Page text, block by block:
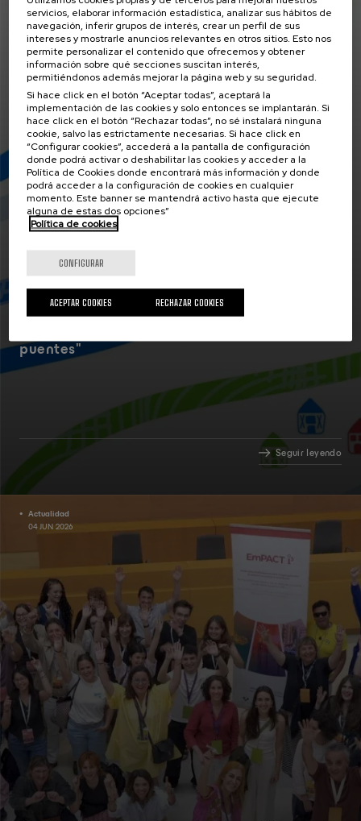
Actualidad
30 JUN 2026
puentes"
Seguir leyendo
Actualidad
04 JUN 2026
servicios, elaborar información estadística, analizar sus hábitos de
navegación, inferir grupos de interés, crear un perfil de sus
intereses y mostrarle anuncios relevantes en otros sitios. Esto nos
permite personalizar el contenido que ofrecemos y obtener
información sobre qué secciones suscitan interés,
permitiéndonos además mejorar la página web y su seguridad.
Si hace click en el botón “Aceptar todas”, aceptará la
implementación de las cookies y solo entonces se implantarán. Si
hace click en el botón “Rechazar todas”, no sé instalará ninguna
cookie, salvo las estrictamente necesarias. Si hace click en
“Configurar cookies”, accederá a la pantalla de configuración
donde podrá activar o deshabilitar las cookies y acceder a la
Política de Cookies donde encontrará más información y donde
podrá acceder a la configuración de cookies en cualquier
momento. Este banner se mantendrá activo hasta que ejecute
alguna de estas dos opciones”
Política de cookies
CONFIGURAR
RECHAZAR COOKIES
ACEPTAR COOKIES